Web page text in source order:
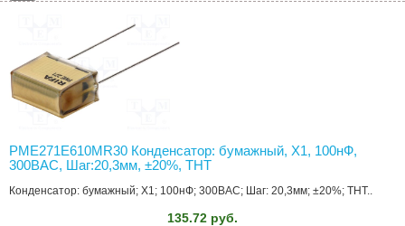
PME271E610MR30 Конденсатор: бумажный, Х1, 100нФ,
300ВAC, Шаг:20,3мм, ±20%, THT
Конденсатор: бумажный; Х1; 100нФ; 300ВAC; Шаг: 20,3мм; ±20%; THT..
135.72 руб.